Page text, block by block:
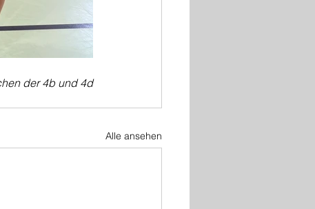
der 4b und 4d
Alle ansehen